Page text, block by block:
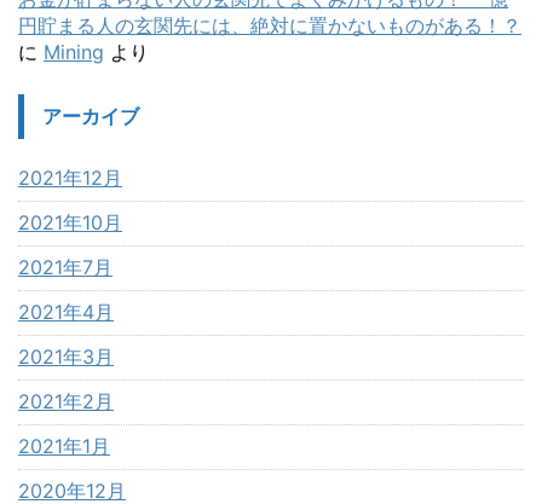
円貯まる人の玄関先には、絶対に置かないものがある！？
に Mining より
アーカイブ
2021年12月
2021年10月
2021年7月
2021年4月
2021年3月
2021年2月
2021年1月
2020年12月